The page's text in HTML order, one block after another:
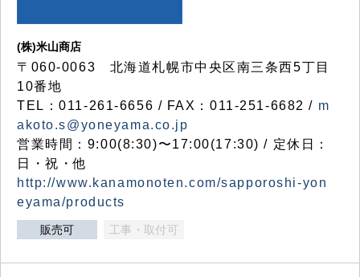
(株)米山商店
〒060-0063 北海道札幌市中央区南三条西5丁目
10番地
TEL：011-261-6656 / FAX：011-251-6682 / m
akoto.s@yoneyama.co.jp
営業時間：9:00(8:30)〜17:00(17:30) / 定休日：
日・祝・他
http://www.kanamonoten.com/sapporoshi-yon
eyama/products
販売可 工事・取付可